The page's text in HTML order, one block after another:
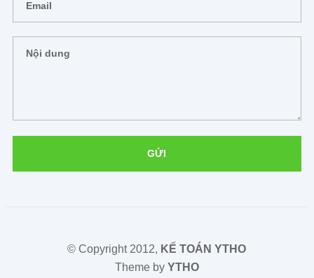
© Copyright 2012, KẾ TOÁN YTHO
Theme by YTHO